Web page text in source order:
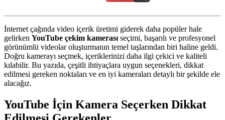
İnternet çağında video içerik üretimi giderek daha popüler hale
gelirken YouTube çekim kamerası seçimi, başarılı ve profesyonel
görünümlü videolar oluşturmanın temel taşlarından biri haline geldi.
Doğru kamerayı seçmek, içeriklerinizi daha ilgi çekici ve kaliteli
kılabilir. Bu yazıda, çeşitli ihtiyaçlara uygun seçenekleri, dikkat
edilmesi gereken noktaları ve en iyi kameraları detaylı bir şekilde ele
alacağız.
YouTube İçin Kamera Seçerken Dikkat